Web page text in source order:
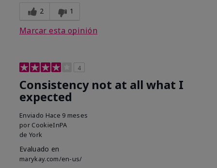
2 1
Marcar esta opinión
4
Consistency not at all what I
expected
Enviado Hace 9 meses
por CookieInPA
de York
Evaluado en
marykay.com/en-us/